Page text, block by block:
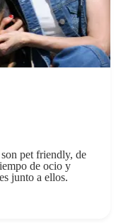
pet friendly, de
de ocio y
junto a ellos.